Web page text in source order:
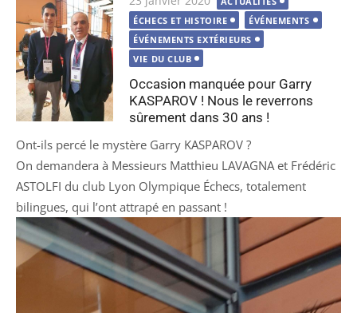
le
ÉCHECS ET HISTOIRE
ÉVÉNEMENTS
ÉVÉNEMENTS EXTÉRIEURS
VIE DU CLUB
Occasion manquée pour Garry
KASPAROV ! Nous le reverrons
sûrement dans 30 ans !
Ont-ils percé le mystère Garry KASPAROV ?
On demandera à Messieurs Matthieu LAVAGNA et Frédéric
ASTOLFI du club Lyon Olympique Échecs, totalement
bilingues, qui l’ont attrapé en passant !